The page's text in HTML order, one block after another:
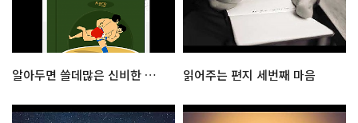
알아두면 쓸데많은 신비한 씨름사전 읽어주는 편지 세번째 마음